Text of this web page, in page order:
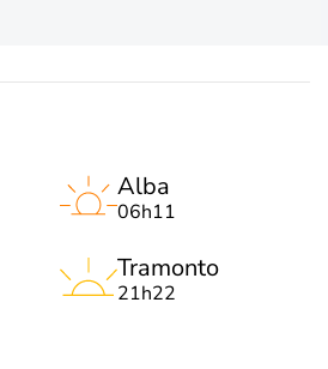
Alba
06h11
Tramonto
21h22